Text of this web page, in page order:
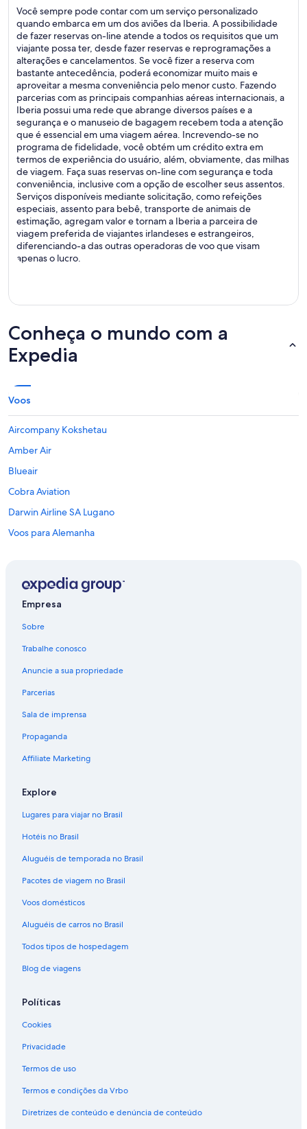
Você sempre pode contar com um serviço personalizado
quando embarca em um dos aviões da Iberia. A possibilidade
de fazer reservas on-line atende a todos os requisitos que um
viajante possa ter, desde fazer reservas e reprogramações a
alterações e cancelamentos. Se você fizer a reserva com
bastante antecedência, poderá economizar muito mais e
aproveitar a mesma conveniência pelo menor custo. Fazendo
parcerias com as principais companhias aéreas internacionais, a
Iberia possui uma rede que abrange diversos países e a
segurança e o manuseio de bagagem recebem toda a atenção
que é essencial em uma viagem aérea. Increvendo-se no
programa de fidelidade, você obtém um crédito extra em
termos de experiência do usuário, além, obviamente, das milhas
de viagem. Faça suas reservas on-line com segurança e toda
conveniência, inclusive com a opção de escolher seus assentos.
Serviços disponíveis mediante solicitação, como refeições
especiais, assento para bebê, transporte de animais de
estimação, agregam valor e tornam a Iberia a parceira de
viagem preferida de viajantes irlandeses e estrangeiros,
diferenciando-a das outras operadoras de voo que visam
apenas o lucro.
Conheça o mundo com a
Expedia
Voos
Aircompany Kokshetau
Amber Air
Blueair
Cobra Aviation
Darwin Airline SA Lugano
Voos para Alemanha
Voos para Brasil
Voos para Coreia do Sul
Voos para Espanha
Voos para Estados Unidos
Voos para Filipinas
Voos para França
Voos para Índia
Voos para Indonésia
Voos para Itália
Voos para Japão
Voos para Suíça
Voos para Tailândia
Voos para Turquia
Evergreen International
Ghadames Air Transport
Royal Airways Limited
Vietnam Air Service Co.
Voos para Belo Horizonte
Voos para Brasília
Voos para Búzios
Voos para Campos do Jordão
Empresa
Sobre
Trabalhe conosco
Anuncie a sua propriedade
Parcerias
Sala de imprensa
Propaganda
Affiliate Marketing
Explore
Lugares para viajar no Brasil
Hotéis no Brasil
Aluguéis de temporada no Brasil
Pacotes de viagem no Brasil
Voos domésticos
Aluguéis de carros no Brasil
Todos tipos de hospedagem
Blog de viagens
Políticas
Cookies
Privacidade
Termos de uso
Termos e condições da Vrbo
Diretrizes de conteúdo e denúncia de conteúdo